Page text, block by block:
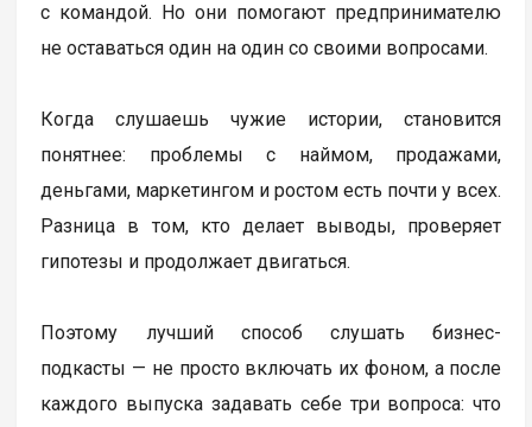
с командой. Но они помогают предпринимателю
не оставаться один на один со своими вопросами.
Когда слушаешь чужие истории, становится
понятнее: проблемы с наймом, продажами,
деньгами, маркетингом и ростом есть почти у всех.
Разница в том, кто делает выводы, проверяет
гипотезы и продолжает двигаться.
Поэтому лучший способ слушать бизнес-
подкасты — не просто включать их фоном, а после
каждого выпуска задавать себе три вопроса: что